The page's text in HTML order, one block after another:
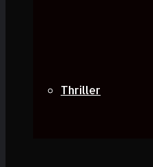
Thriller